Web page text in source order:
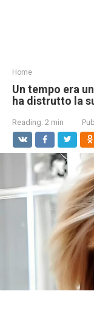
Home
Un tempo era
ha distrutto la
Reading: 2 min